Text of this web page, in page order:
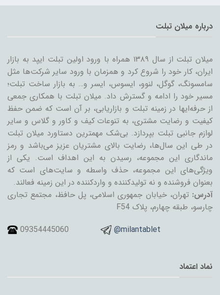
درباره میلان تبلت
میلان تبلت از سال ۱۳۸۹ همراه با ورود اولین تبلت ایپد به بازار
ایران، کار خود را شروع کرد و همزمان با ورود سایر شرکت‌ها مثل
سامسونگ، گوگل، لنوو، ایسوس، ایسر و… به بازار ساخت تبلت؛
مسیر خود را ادامه و گسترش داد. میلان تبلت با همکاری جمعی
از حرفه‌ایها در زمینه تبلت و بازاریابی، بر آن است که ضمن حفظ
کیفیت و رضایت مشتری، به تنوعات کیف و کاور و گلاس و سایر
لوازم جانبی تبلت بپردازد. بی‌شک مهمترین دستاورد میلان تبلت
در طی این سال‌ها، رضایت بالای مشتریان عزیز می‌باشد و رمز
ماندگاری این مجموعه، رسیدن به این اهداف است. یکی از
ویژگی‌های این مجموعه، حذف واسطه و سایت‌های است که
بعنوان فروشنده و نه تولیدکننده و واردکننده در این زمینه فعالند.
آدرس: تهران، خیابان جمهوری اسلامی، پل حافظ، مجتمع تجاری
چارسو، طبقه چهارم، پلاک F54
09354445060
@milantablet
نماد اعتماد